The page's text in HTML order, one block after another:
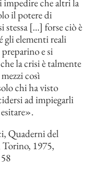
impedire che altri la
il potere di
stessa […] forse ciò è
gli elementi reali
e si
la crisi è talmente
così
chi ha visto
ad impiegarli
Quaderni del
1975,